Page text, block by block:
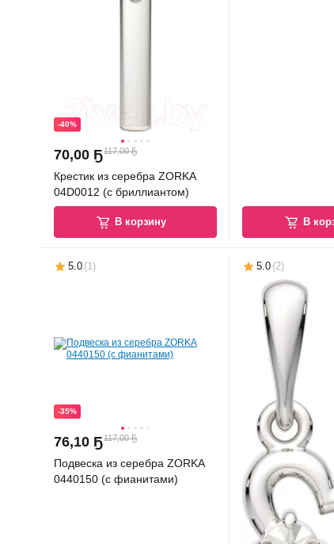
-40%
70,00 Ҕ117,00 Ҕ
Крестик из серебра ZORKA
04D0012 (с бриллиантом)
В корзину В
5.0 (1)
-35%
76,10 Ҕ117,00 Ҕ
Подвеска из серебра ZORKA
0440150 (с фианитами)
5.0 (2)